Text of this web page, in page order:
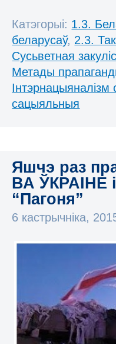
Катэгорыі: 1.3.
беларусаў, 2.3.
Сусьветная
Метады
Інтэрнацыяналізм
сацыяльныя
Яшчэ раз
ВА ЎКРАІНЕ
“Пагоня”
6 кастрычніка,